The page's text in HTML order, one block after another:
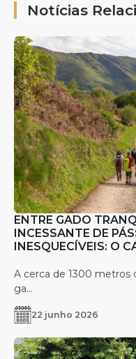
Notícias
ENTRE GADO
INCESSANTE DE
INESQUECÍVEIS: O
A cerca de 1300 metros
ga...
22 junho 2026